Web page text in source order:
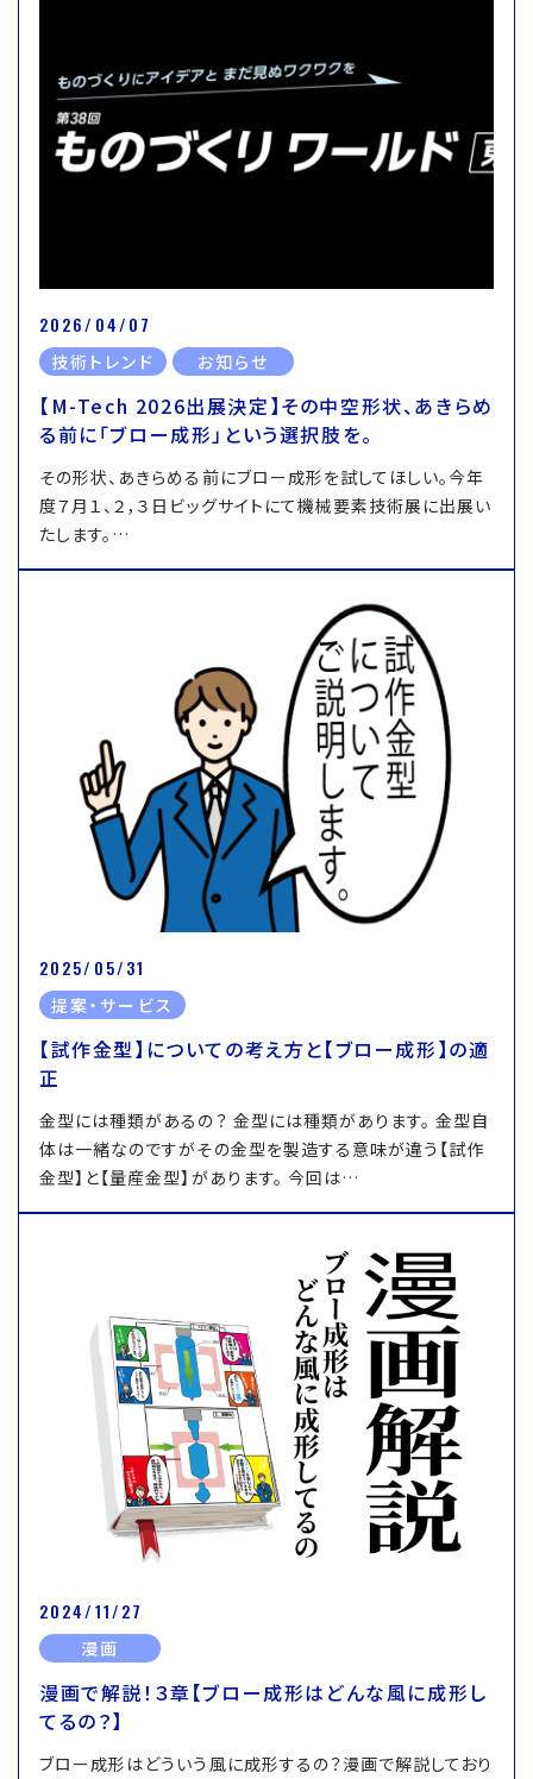
2026/04/07
技術トレンド お知らせ
【M-Tech 2026出展決定】その中空形状、あきらめ
る前に「ブロー成形」という選択肢を。
その形状、あきらめる前にブロー成形を試してほしい。今年
度７月１、２，３日ビッグサイトにて機械要素技術展に出展い
たします。…
2025/05/31
提案・サービス
【試作金型】についての考え方と【ブロー成形】の適
正
金型には種類があるの？ 金型には種類があります。 金型自
体は一緒なのですがその金型を製造する意味が違う【試作
金型】と【量産金型】があります。 今回は…
2024/11/27
漫画
漫画で解説！３章【ブロー成形はどんな風に成形し
てるの？】
ブロー成形はどういう風に成形するの？漫画で解説しており